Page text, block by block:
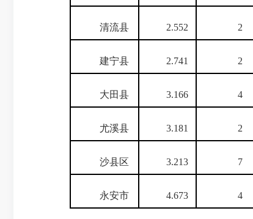
清流县 2.552 2
建宁县 2.741 2
大田县 3.166 4
尤溪县 3.181 2
沙县区 3.213 7
永安市 4.673 4